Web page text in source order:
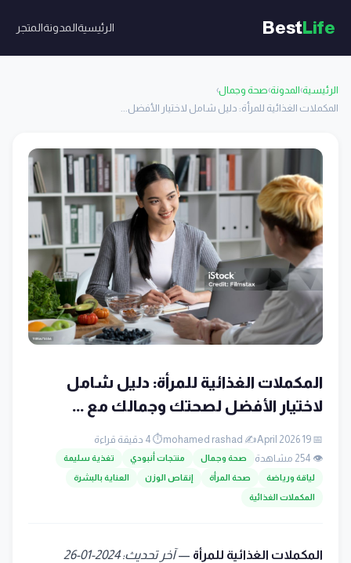
BestLife الرئيسيةالمدونةالمتجر
الرئيسية›المدونة›صحة وجمال›
المكملات الغذائية للمرأة: دليل شامل لاختيار الأفضل...
المكملات الغذائية للمرأة: دليل شامل
لاختيار الأفضل لصحتك وجمالك مع ...
📅 19 April 2026
✍️ mohamed rashad
⏱️ 4 دقيقة قراءة
👁️ 254 مشاهدة
صحة وجمال منتجات أنبودي تغذية سليمة
لياقة ورياضة صحة المرأة إنقاص الوزن العناية بالبشرة
المكملات الغذائية
المكملات الغذائية للمرأة —آخر تحديث: 2024-01-26